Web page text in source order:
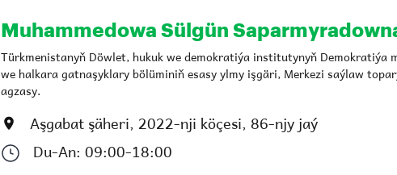
Muhammedowa Sülgün
Türkmenistanyň Döwlet, hukuk we demokratiýa institutynyň Demokratiýa
we halkara gatnaşyklary bölüminiň esasy ylmy işgäri, Merkezi saýlaw
agzasy.
Aşgabat şäheri, 2022-nji köçesi, 86-njy jaý
Du-An: 09:00-18:00